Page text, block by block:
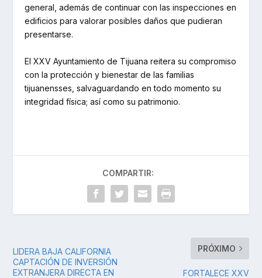
general, además de continuar con las inspecciones en
edificios para valorar posibles daños que pudieran
presentarse.
El XXV Ayuntamiento de Tijuana reitera su compromiso
con la protección y bienestar de las familias
tijuanensses, salvaguardando en todo momento su
integridad física; así como su patrimonio.
COMPARTIR:
LIDERA BAJA CALIFORNIA
CAPTACIÓN DE INVERSIÓN
EXTRANJERA DIRECTA EN
PRÓXIMO
FORTALECE XXV